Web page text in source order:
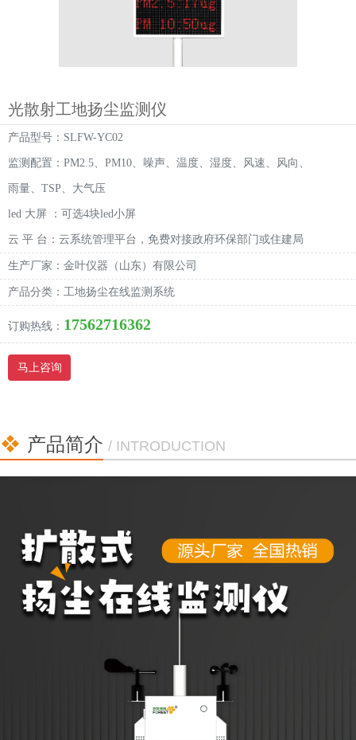
光散射工地扬尘监测仪
产品型号：SLFW-YC02
监测配置：PM2.5、PM10、噪声、温度、湿度、风速、风向、
雨量、TSP、大气压
led 大屏 ：可选4块led小屏
云 平 台：云系统管理平台，免费对接政府环保部门或住建局
生产厂家：金叶仪器（山东）有限公司
产品分类：工地扬尘在线监测系统
订购热线： 17562716362
马上咨询
产品简介 / INTRODUCTION